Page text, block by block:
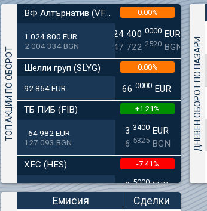
ТОП АКЦИИ ПО ОБОРОТ
ВФ Алтърнатив (VFAL)
1 024 800 EUR
2 004 334 BGN
0.00%
24 400 0000EUR
47 722 2520BGN
Шелли груп (SLYG)
92 864 EUR
0.00%
660000 EUR
ТБ ПИБ (FIB)
64 982 EUR
127 093 BGN
+1.21%
3 3400EUR
6 5325BGN
ХЕС (HES)
33 650 EUR
65 813 BGN
-7.41%
25000EUR
8896 BGN
ДНЕВЕН ОБОРОТ ПО ПАЗАРИ
Емисия Сделки